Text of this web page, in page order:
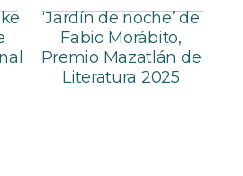
‘Jardín de noche’ de
Fabio Morábito,
Premio Mazatlán de
Literatura 2025